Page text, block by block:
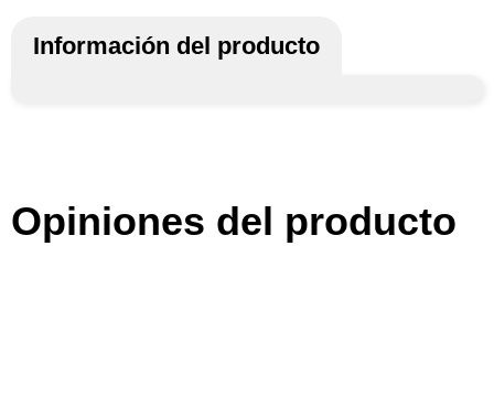
Información del producto
Opiniones del producto